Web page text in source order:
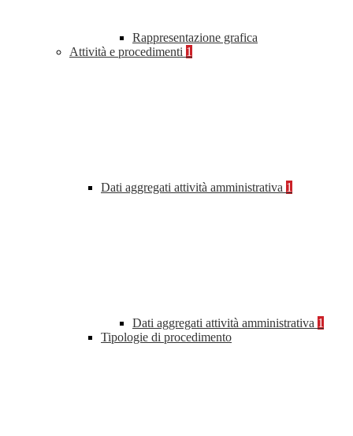
Rappresentazione grafica
Attività e procedimenti 1
Dati aggregati attività amministrativa 1
Dati aggregati attività amministrativa 1
Tipologie di procedimento